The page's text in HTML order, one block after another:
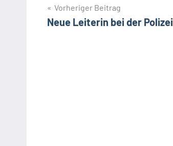
Beitragsnavigation
Vorheriger Beitrag
Neue Leiterin bei der Polizei